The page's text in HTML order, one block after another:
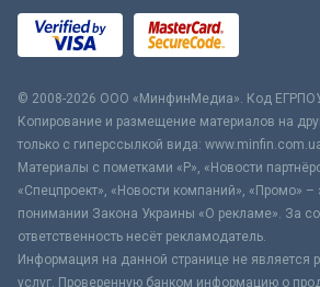
© 2008-2026 ООО «МинфинМедиа». Код
Копирование и размещение материалов на
только с гиперссылкой вида:
Материалы с пометками «Р», «Новости
«Спецпроект», «Новости компаний», «Промо» –
понимании Закона Украины «О рекламе». За
ответственность несёт рекламодатель.
Информация на данной странице не является
услуг. Проверенную банком информацию о